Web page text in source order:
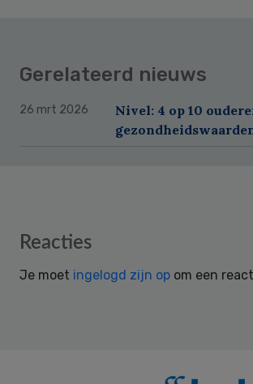
Gerelateerd nieuws
26 mrt 2026
Nivel: 4 op 10
Reader
Reacties
Je moet ingelogd zijn op om een